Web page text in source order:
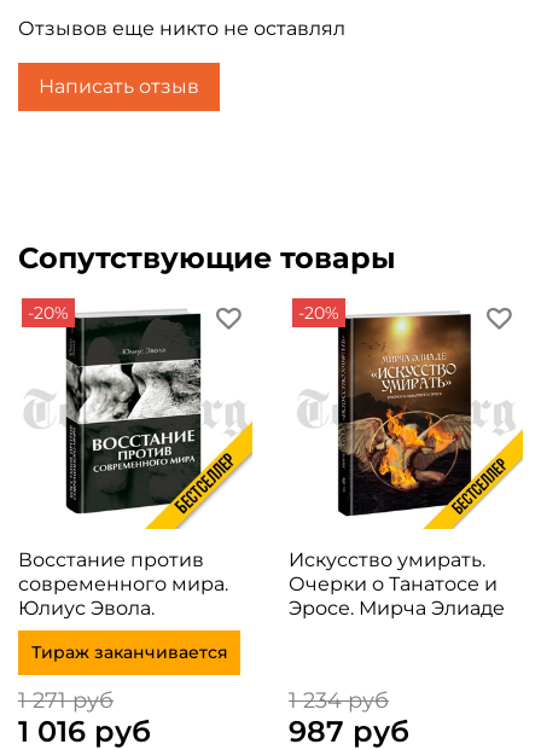
Отзывов еще никто не оставлял
Написать отзыв
Сопутствующие товары
-20%
Восстание против
современного мира.
Юлиус Эвола.
Тираж заканчивается
1 271 руб
1 016 руб
-20%
Искусство умирать.
Очерки о Танатосе и
Эросе. Мирча Элиаде
1 234 руб
987 руб